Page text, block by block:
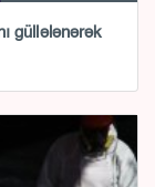
güllələnərək